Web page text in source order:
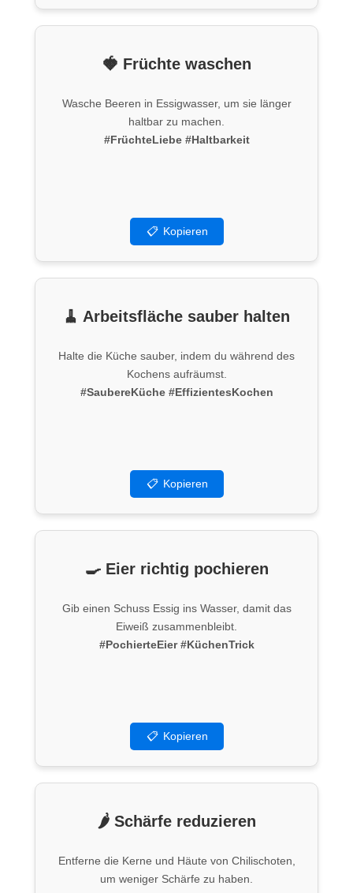
🍓 Früchte waschen
Wasche Beeren in Essigwasser, um sie länger
haltbar zu machen.
#FrüchteLiebe #Haltbarkeit
📋 Kopieren
🧹 Arbeitsfläche sauber halten
Halte die Küche sauber, indem du während des
Kochens aufräumst.
#SaubereKüche #EffizientesKochen
📋 Kopieren
🍳 Eier richtig pochieren
Gib einen Schuss Essig ins Wasser, damit das
Eiweiß zusammenbleibt.
#PochierteEier #KüchenTrick
📋 Kopieren
🌶️ Schärfe reduzieren
Entferne die Kerne und Häute von Chilischoten,
um weniger Schärfe zu haben.